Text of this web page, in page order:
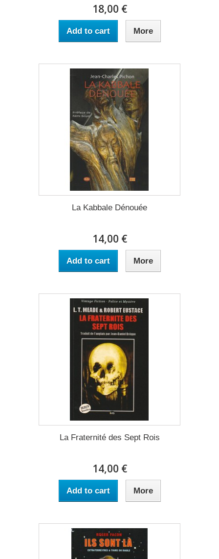
18,00 €
Add to cart More
La Kabbale Dénouée
14,00 €
Add to cart More
La Fraternité des Sept Rois
14,00 €
Add to cart More